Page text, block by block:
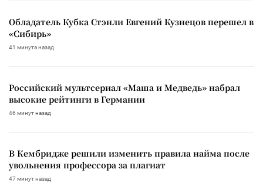
Обладатель Кубка Стэнли Евгений Кузнецов перешел в
«Сибирь»
41 минута назад
Российский мультсериал «Маша и Медведь» набрал
высокие рейтинги в Германии
46 минут назад
В Кембридже решили изменить правила найма после
увольнения профессора за плагиат
47 минут назад